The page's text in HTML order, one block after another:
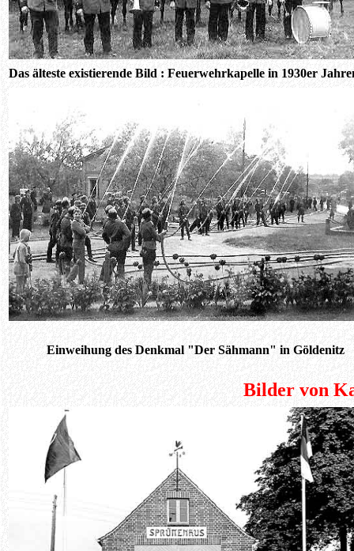
Das älteste existierende Bild : Feuerwehrkapelle in 1930er
Einweihung des Denkmal "Der Sähmann" in Göldenitz
Bilder von